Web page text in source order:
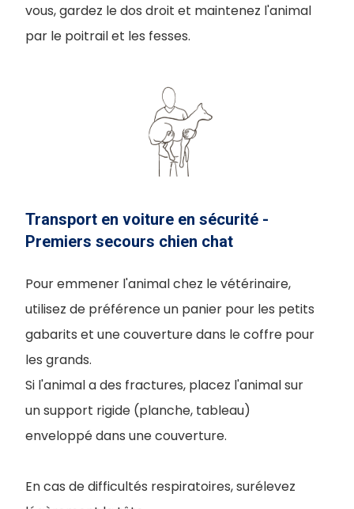
vous, gardez le dos droit et maintenez l'animal
par le poitrail et les fesses.
Transport en voiture en sécurité -
Premiers secours chien chat
Pour emmener l'animal chez le vétérinaire,
utilisez de préférence un panier pour les petits
gabarits et une couverture dans le coffre pour
les grands.
Si l'animal a des fractures, placez l'animal sur
un support rigide (planche, tableau)
enveloppé dans une couverture.
En cas de difficultés respiratoires, surélevez